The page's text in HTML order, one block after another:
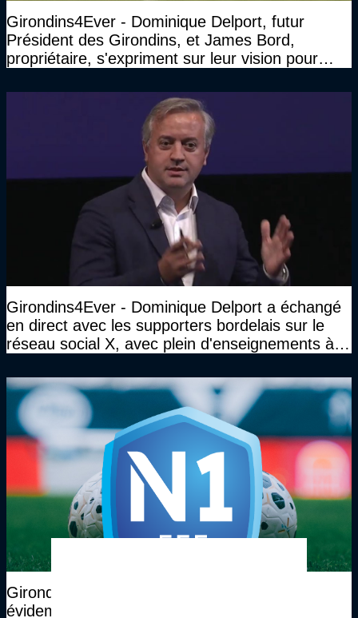
Girondins4Ever - Dominique Delport, futur
Président des Girondins, et James Bord,
propriétaire, s'expriment sur leur vision pour
Girondins4Ever - Dominique Delport a échangé
en direct avec les supporters bordelais sur le
réseau social X, avec plein d'enseignements à la
Girondins4Ever - Julien Bée : "Je suis
évidemment estomaqué par ce texte, qui